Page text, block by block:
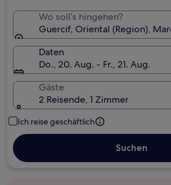
Wo soll’s hingehen?
Guercif, Oriental (Region),
Daten
Do., 20. Aug. - Fr., 21. Aug.
Gäste
2 Reisende, 1 Zimmer
Ich reise geschäftlich
Suchen